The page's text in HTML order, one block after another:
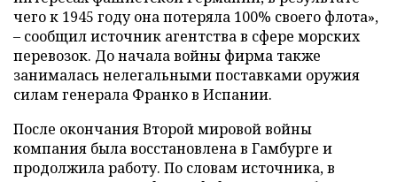
чего к 1945 году она потеряла 100% своего флота»,
– сообщил источник агентства в сфере морских
перевозок. До начала войны фирма также
занималась нелегальными поставками оружия
силам генерала Франко в Испании.
После окончания Второй мировой войны
компания была восстановлена в Гамбурге и
продолжила работу. По словам источника, в